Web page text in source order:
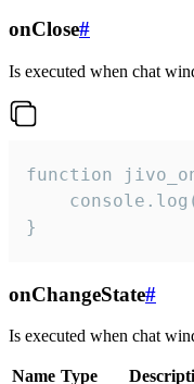
onClose#
Is executed when chat
function
}
onChangeState#
Is executed when chat
Name Type